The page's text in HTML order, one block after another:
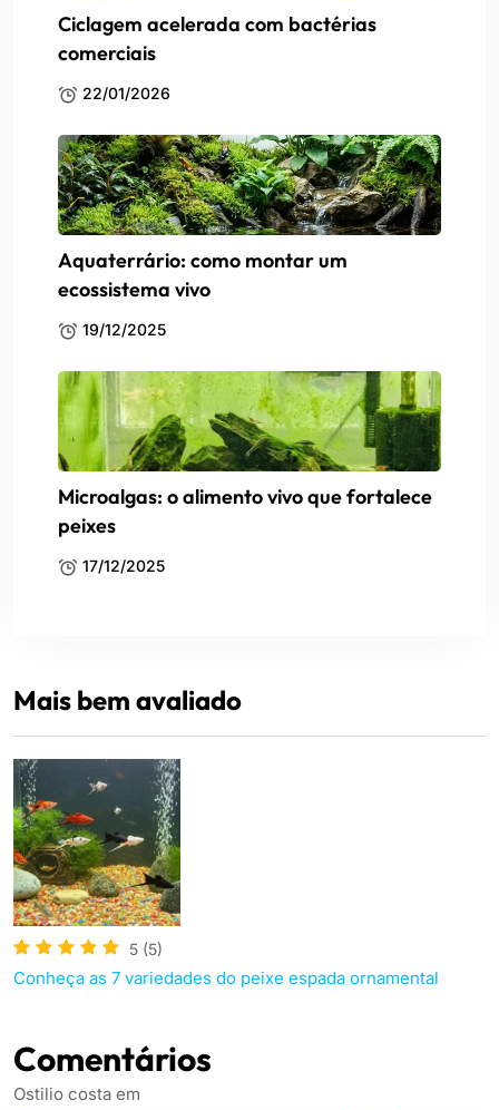
Ciclagem acelerada com bactérias
comerciais
22/01/2026
Aquaterrário: como montar um
ecossistema vivo
19/12/2025
Microalgas: o alimento vivo que fortalece
peixes
17/12/2025
Mais bem avaliado
5 (5)
Conheça as 7 variedades do peixe espada ornamental
Comentários
Ostilio costa em